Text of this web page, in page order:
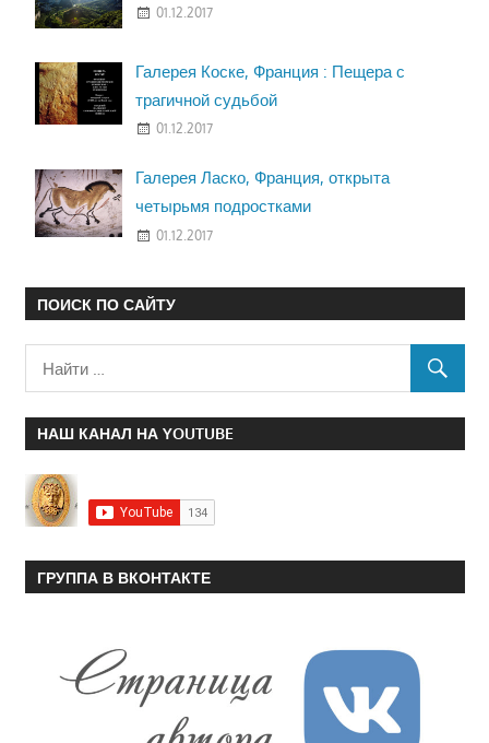
01.12.2017
Галерея Коске, Франция : Пещера с
трагичной судьбой
01.12.2017
Галерея Ласко, Франция, открыта
четырьмя подростками
01.12.2017
ПОИСК ПО САЙТУ
НАШ КАНАЛ НА YOUTUBE
ГРУППА В ВКОНТАКТЕ